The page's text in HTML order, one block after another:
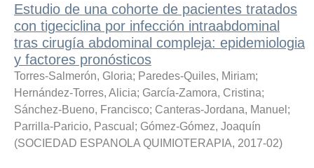
Estudio de una cohorte de pacientes tratados
con tigeciclina por infección intraabdominal
tras cirugía abdominal compleja: epidemiologia
y factores pronósticos
Torres-Salmerón, Gloria; Paredes-Quiles, Miriam;
Hernández-Torres, Alicia; García-Zamora, Cristina;
Sánchez-Bueno, Francisco; Canteras-Jordana, Manuel ;
Parrilla-Paricio, Pascual ; Gómez-Gómez, Joaquín
(SOCIEDAD ESPANOLA QUIMIOTERAPIA, 2017-02)